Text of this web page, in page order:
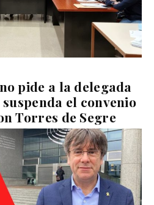
pide a la delegada
el convenio
Torres de Segre